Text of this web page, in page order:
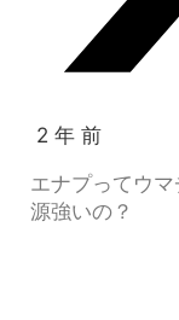
2 年 前
エナプってウ
源強いの？